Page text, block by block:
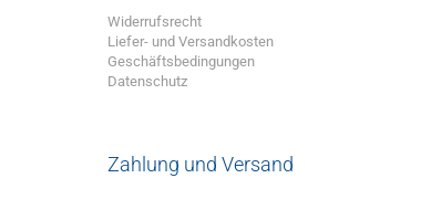
Widerrufsrecht
Liefer- und Versandkosten
Geschäftsbedingungen
Datenschutz
Zahlung und Versand